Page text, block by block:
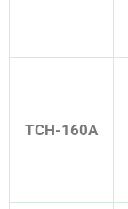
ТСН-160А